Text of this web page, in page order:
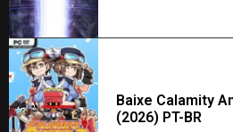
Baixe Calamity
(2026) PT-BR